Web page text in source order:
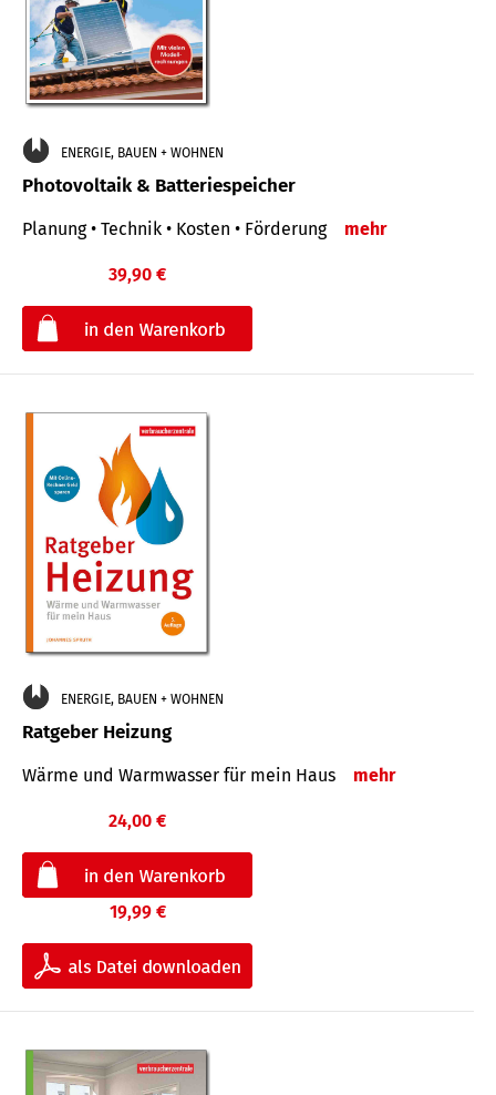
ENERGIE, BAUEN + WOHNEN
Photovoltaik & Batteriespeicher
Planung • Technik • Kosten • Förderung mehr
39,90 €
ENERGIE, BAUEN + WOHNEN
Ratgeber Heizung
Wärme und Warmwasser für mein Haus mehr
24,00 €
19,99 €